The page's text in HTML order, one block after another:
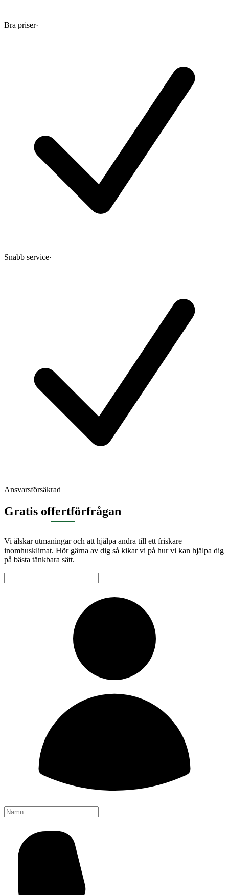
Bra priser·
Snabb service·
Ansvarsförsäkrad
Gratis offertförfrågan
Vi älskar utmaningar och att hjälpa andra till ett friskare
inomhusklimat. Hör gärna av dig så kikar vi på hur vi kan hjälpa dig
på bästa tänkbara sätt.